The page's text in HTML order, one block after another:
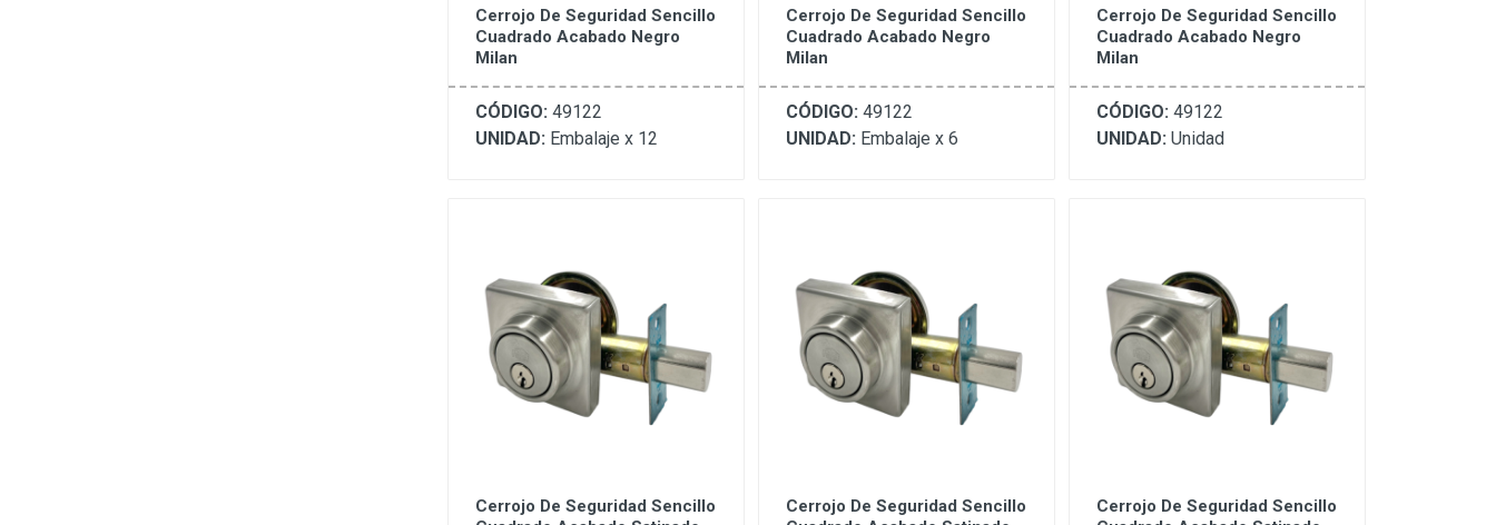
Cerrojo De Seguridad Sencillo
Cuadrado Acabado Negro
Milan
CÓDIGO: 49122
UNIDAD: Embalaje x 12
Cerrojo De Seguridad Sencillo
Cuadrado Acabado Negro
Milan
CÓDIGO: 49122
UNIDAD: Embalaje x 6
Cerrojo De Seguridad Sencillo
Cuadrado Acabado Negro
Milan
CÓDIGO: 49122
UNIDAD: Unidad
Cerrojo De Seguridad Sencillo
Cerrojo De Seguridad Sencillo
Cerrojo De Seguridad Sencillo